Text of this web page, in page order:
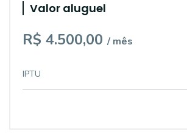
Valor aluguel
R$ 4.500,00 / mês
IPTU